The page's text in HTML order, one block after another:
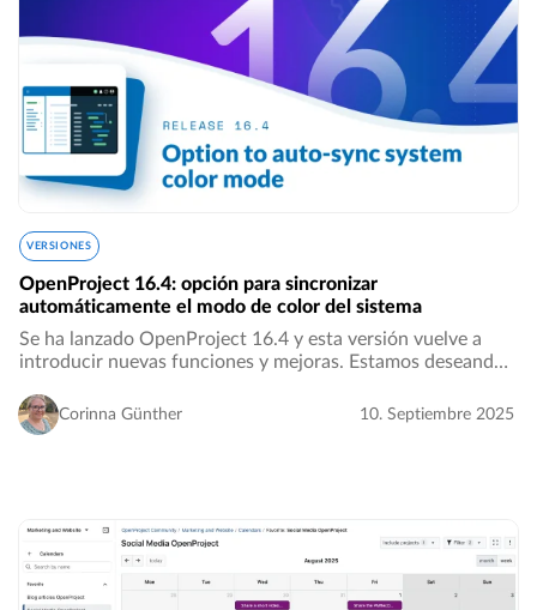
VERSIONES
OpenProject 16.4: opción para sincronizar
automáticamente el modo de color del sistema
Se ha lanzado OpenProject 16.4 y esta versión vuelve a
introducir nuevas funciones y mejoras. Estamos deseando
actualizaciones. Tómese unos minutos…
Corinna Günther 10. Septiembre 2025